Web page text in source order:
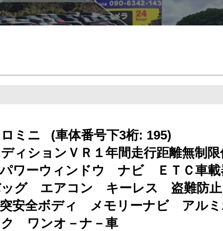
ミニ (車体番号下3桁: 195)
ィションＶＲ１年間走行距離無制限
ワーウィンドウ ナビ ＥＴＣ車
ッグ エアコン キーレス 盗難防
安全ボディ メモリーナビ アル
ク ワンオ－ナ－車